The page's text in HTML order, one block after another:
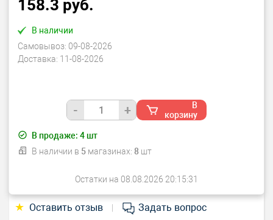
158.3 руб.
В наличии
Самовывоз: 09-08-2026
Доставка: 11-08-2026
- +
В
корзину
В продаже: 4шт
В наличии в 5 магазинах: 8 шт
Остатки на 08.08.2026 20:15:31
★ Оставить отзыв Задать вопрос